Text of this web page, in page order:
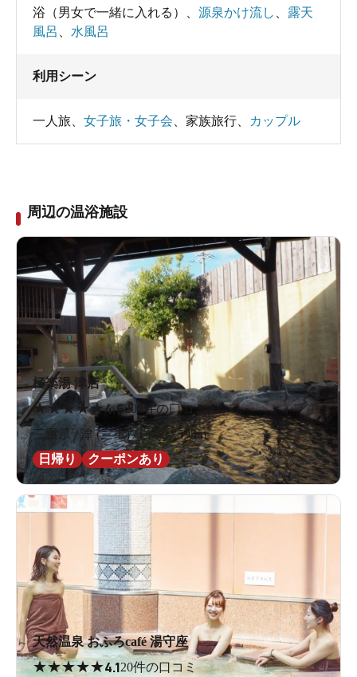
浴（男女で一緒に入れる） 源泉かけ流し
露天
風呂
水風呂
利用シーン
一人旅 女子旅・女子会 家族旅行 カップル
周辺の温浴施設
極楽湯 津店
★★★★★4.6208件の口コミ
三重県 / 津 (三重) / 白塚駅595m
日帰り
クーポンあり
天然温泉 おふろcafé 湯守座
★★★★★4.120件の口コミ